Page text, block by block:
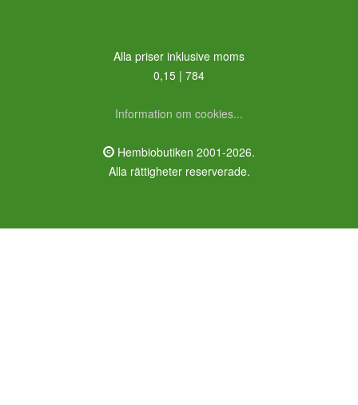
Alla priser inklusive moms
0,15 | 784
Information om cookies...
Hembiobutiken 2001-2026.
Alla rättigheter reserverade.